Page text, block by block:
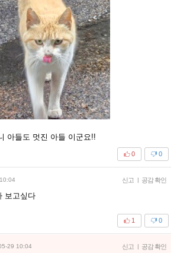
아들도 멋진 아들 이군요!!
0
0
신고 | 공감 확인
보고싶다
0
1
29 10:04 신고 | 공감 확인